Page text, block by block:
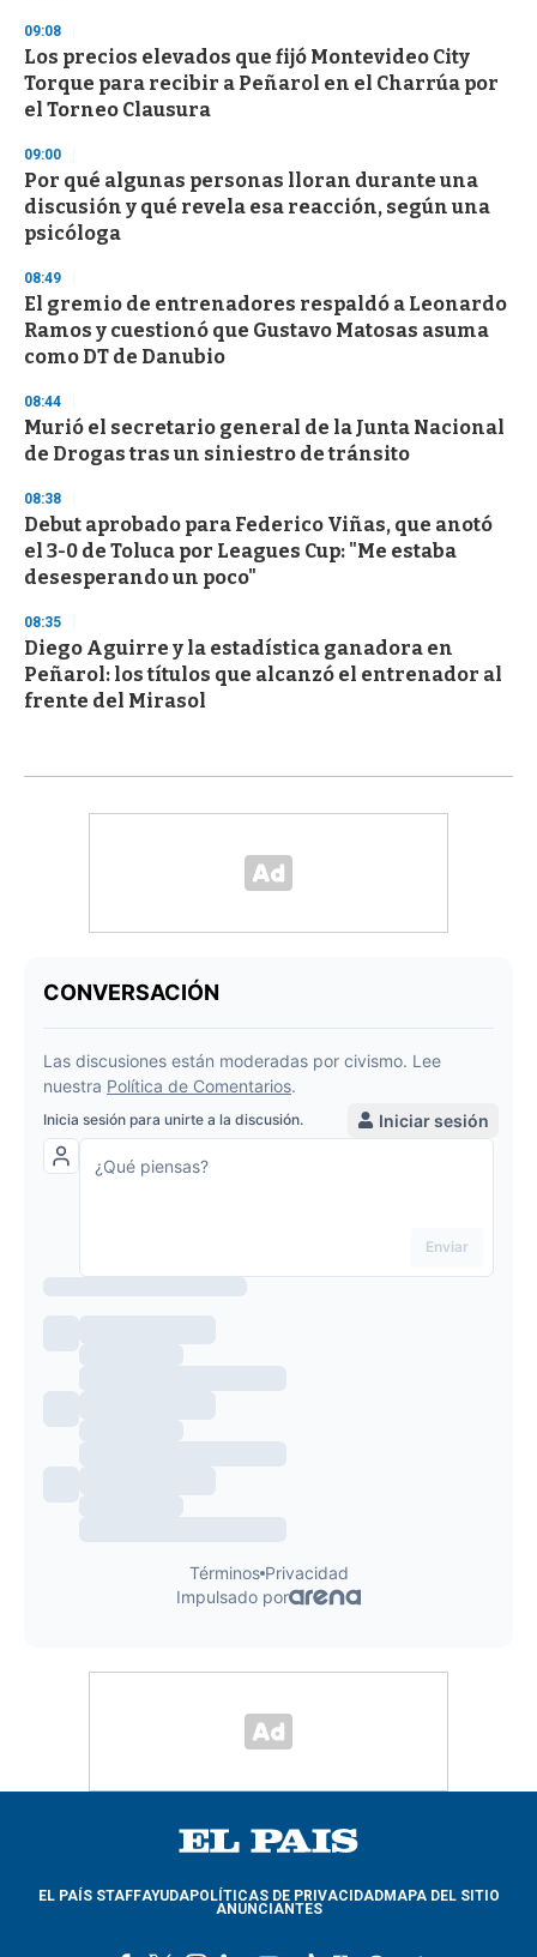
09:08
Los precios elevados que fijó Montevideo City
Torque para recibir a Peñarol en el Charrúa por
el Torneo Clausura
09:00
Por qué algunas personas lloran durante una
discusión y qué revela esa reacción, según una
psicóloga
08:49
El gremio de entrenadores respaldó a Leonardo
Ramos y cuestionó que Gustavo Matosas asuma
como DT de Danubio
08:44
Murió el secretario general de la Junta Nacional
de Drogas tras un siniestro de tránsito
08:38
Debut aprobado para Federico Viñas, que anotó
el 3-0 de Toluca por Leagues Cup: "Me estaba
desesperando un poco"
08:35
Diego Aguirre y la estadística ganadora en
Peñarol: los títulos que alcanzó el entrenador al
frente del Mirasol
EL PAÍS STAFFAYUDAPOLÍTICAS DE PRIVACIDADMAPA DEL SITIO
ANUNCIANTES